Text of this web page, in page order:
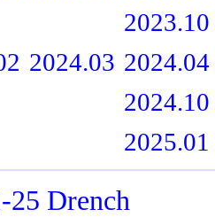
2023.10
2024.03 2024.04
2024.10
2025.01
25 Drench